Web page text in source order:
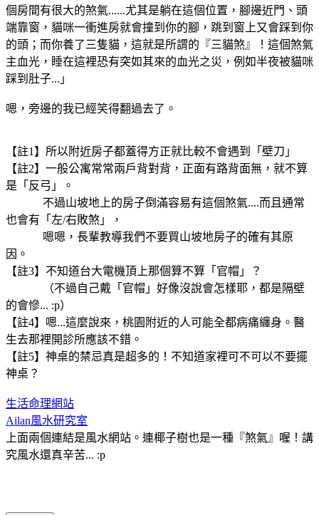
個房間有很大的煞氣......尤其是躺在這個位置，腳邊近門、頭
端靠窗，貓咪一衝進房就會撞到你的腳，跳到窗上又會踩到你
的頭；而你養了三隻貓，這就是所謂的『三貓煞』！這個煞氣
主血光，睡在這裡恐有突如其來的血光之災，例如半夜被貓咪
踩到肚子...」
嗯，旁邊的我已經笑得翻過去了。
【註1】所以附近房子都蓋得方正就比較不會遇到「壁刀」
【註2】一般公寓常常兩戶背對背，正面有路背面無，就不算
是「反弓」。
不過山坡地上的房子倒滿容易有這個煞氣....而且通常
也會有「左/右敗煞」，
嗯嗯，長輩教導我們不要買山坡地房子的確有其原
因。
【註3】不知道台大電機頂上那個算不算「官帽」？
（不過自己戴「官帽」好像沒說會怎樣耶，都是隔壁
的會慘... :p）
【註4】嗯...這麼說來，桃園附近的人可能全都病痛纏身。醫
生去那裡開診所應該不錯。
【註5】神桌的禁忌真是超多的！不知道家裡可不可以不要擺
神桌？
生活命理網站
Ailan風水研究室
上面兩個連結是風水網站。連椰子樹也是一種『煞氣』喔！講
究風水還真辛苦... :p